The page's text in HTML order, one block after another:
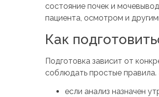
состояние почек и
пациента, осмотром и
Как
Подготовка зависит от
соблюдать простые правила.
если анализ назначен